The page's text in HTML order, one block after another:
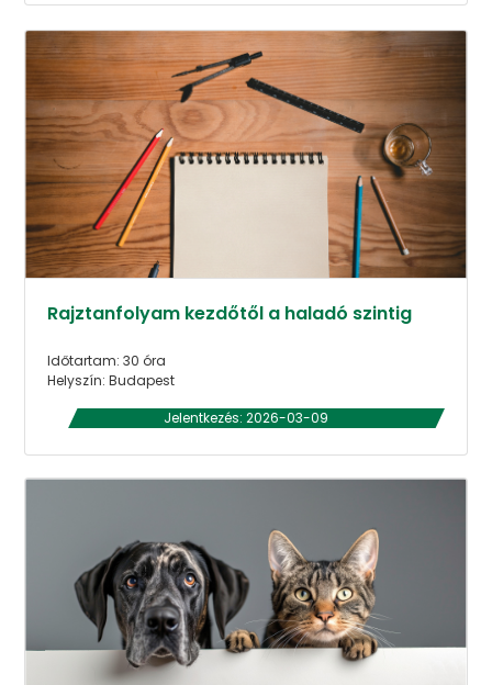
Rajztanfolyam kezdőtől a haladó szintig
Időtartam: 30 óra
Helyszín: Budapest
Jelentkezés: 2026-03-09